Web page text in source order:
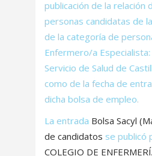
publicación de la relación
personas candidatas de
de la categoría de
Enfermero/a
Servicio de Salud de
como de la fecha de
dicha bolsa de empleo.
La entrada Bolsa Sacyl
de candidatos se publicó
COLEGIO DE